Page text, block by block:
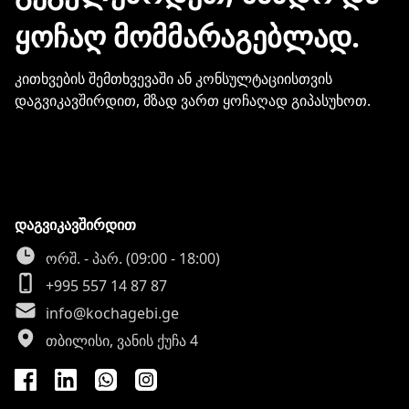
ᲧᲝᲩᲐᲦ ᲛᲝᲛᲛᲐᲠᲐᲒᲔᲑᲚᲐᲓ.
კითხვების შემთხვევაში ან კონსულტაციისთვის
დაგვიკავშირდით, მზად ვართ ყოჩაღად გიპასუხოთ.
დაგვიკავშირდით
ორშ. - პარ. (09:00 - 18:00)
+995 557 14 87 87
info@kochagebi.ge
თბილისი, ვანის ქუჩა 4